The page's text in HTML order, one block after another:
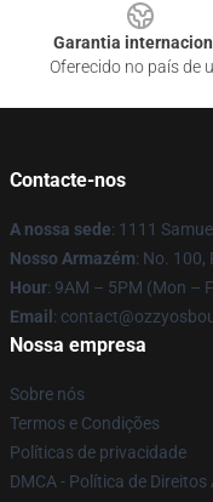
Garantia
Oferecido no país de
Contacte-nos
A nossa sede: 1111
Nosso Armazém: No. 100,
Hour: 9AM – 5PM (Mon –
Email :
Nossa empresa
Sobre nós
Termos e Condições
Políticas de privacidade
DMCA - Política de